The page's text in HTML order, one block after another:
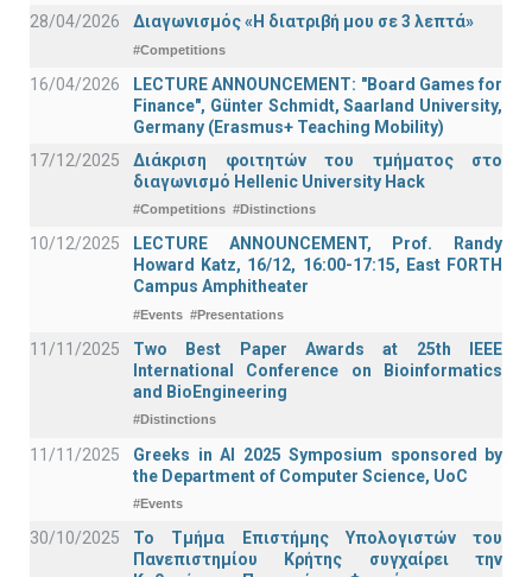
28/04/2026
Διαγωνισμός «Η διατριβή μου σε 3 λεπτά»
#Competitions
16/04/2026
LECTURE ANNOUNCEMENT: "Board Games for
Finance", Günter Schmidt, Saarland University,
Germany (Erasmus+ Teaching Mobility)
17/12/2025
Διάκριση φοιτητών του τμήματος στο
διαγωνισμό Hellenic University Hack
#Competitions #Distinctions
10/12/2025
LECTURE ANNOUNCEMENT, Prof. Randy
Howard Katz, 16/12, 16:00-17:15, East FORTH
Campus Amphitheater
#Events #Presentations
11/11/2025
Two Best Paper Awards at 25th IEEE
International Conference on Bioinformatics
and BioEngineering
#Distinctions
11/11/2025
Greeks in AI 2025 Symposium sponsored by
the Department of Computer Science, UoC
#Events
30/10/2025
Το Τμήμα Επιστήμης Υπολογιστών του
Πανεπιστημίου Κρήτης συγχαίρει την